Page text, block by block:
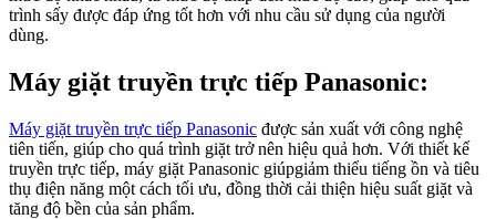
trình sấy được đáp ứng tốt hơn với nhu cầu sử dụng của người
dùng.
Máy giặt truyền trực tiếp Panasonic:
Máy giặt truyền trực tiếp Panasonic được sản xuất với công nghệ
tiên tiến, giúp cho quá trình giặt trở nên hiệu quả hơn. Với thiết kế
truyền trực tiếp, máy giặt Panasonic giúpgiảm thiểu tiếng ồn và tiêu
thụ điện năng một cách tối ưu, đồng thời cải thiện hiệu suất giặt và
tăng độ bền của sản phẩm.